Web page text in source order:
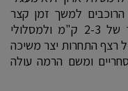
הרוכבים למשך זמן קצר
בלבד. המעבר למסלול מעגלי באורך של 2-3 ק"מ ולמסלולי
רצף התחרות יצר משיכה
ומשם הרמה עולה